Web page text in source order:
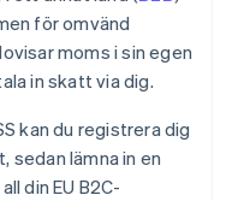
för omvänd
moms i sin egen
in skatt via dig.
kan du registrera dig
sedan lämna in en
din EU B2C-